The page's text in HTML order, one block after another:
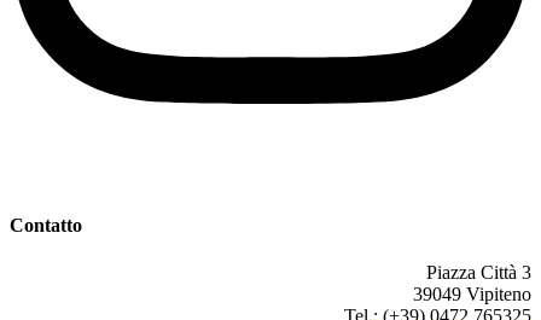
Contatto
Piazza Città 3
39049 Vipiteno